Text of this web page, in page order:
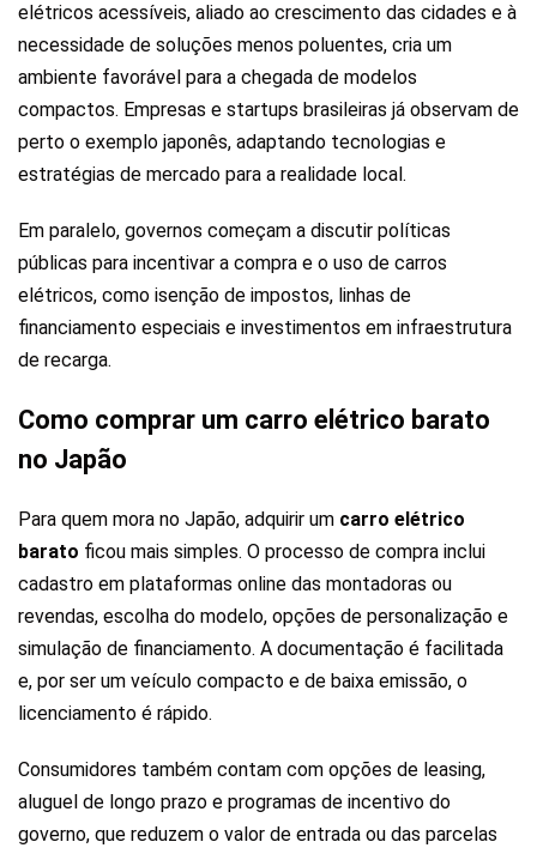
elétricos acessíveis, aliado ao crescimento das cidades e à
necessidade de soluções menos poluentes, cria um
ambiente favorável para a chegada de modelos
compactos. Empresas e startups brasileiras já observam de
perto o exemplo japonês, adaptando tecnologias e
estratégias de mercado para a realidade local.
Em paralelo, governos começam a discutir políticas
públicas para incentivar a compra e o uso de carros
elétricos, como isenção de impostos, linhas de
financiamento especiais e investimentos em infraestrutura
de recarga.
Como comprar um carro elétrico barato
no Japão
Para quem mora no Japão, adquirir um carro elétrico
barato ficou mais simples. O processo de compra inclui
cadastro em plataformas online das montadoras ou
revendas, escolha do modelo, opções de personalização e
simulação de financiamento. A documentação é facilitada
e, por ser um veículo compacto e de baixa emissão, o
licenciamento é rápido.
Consumidores também contam com opções de leasing,
aluguel de longo prazo e programas de incentivo do
governo, que reduzem o valor de entrada ou das parcelas